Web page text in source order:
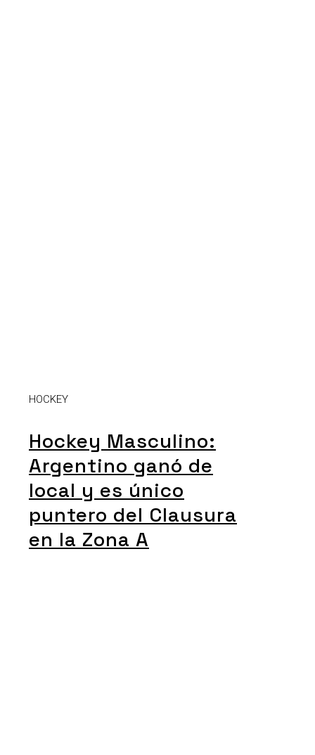
HOCKEY
Hockey Masculino:
Argentino ganó de
local y es único
puntero del Clausura
en la Zona A